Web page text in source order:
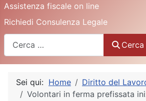
Assistenza fiscale on line
Richiedi Consulenza Legale
Cerca
Sei qui: Home
Diritto del
Volontari in ferma prefissata